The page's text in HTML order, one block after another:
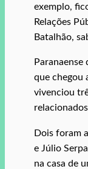
exemplo,
Relações
Batalhão,
que chegou
vivenciou
Dois foram
e Júlio
na casa de